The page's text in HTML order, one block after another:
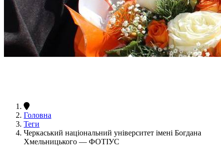
Головна
Теги
Черкаський національний університет імені Богдана
Хмельницького — ФОТІУС